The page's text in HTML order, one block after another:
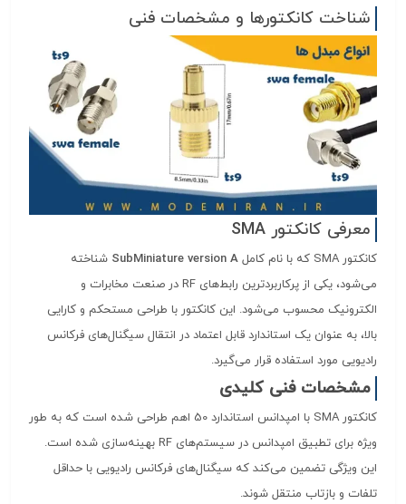
شناخت کانکتورها و مشخصات فنی
معرفی کانکتور SMA
کانکتور SMA که با نام کامل SubMiniature version A شناخته
می‌شود، یکی از پرکاربردترین رابط‌های RF در صنعت مخابرات و
الکترونیک محسوب می‌شود. این کانکتور با طراحی مستحکم و کارایی
بالا، به عنوان یک استاندارد قابل اعتماد در انتقال سیگنال‌های فرکانس
رادیویی مورد استفاده قرار می‌گیرد.
مشخصات فنی کلیدی
کانکتور SMA با امپدانس استاندارد 50 اهم طراحی شده است که به طور
ویژه برای تطبیق امپدانس در سیستم‌های RF بهینه‌سازی شده است.
این ویژگی تضمین می‌کند که سیگنال‌های فرکانس رادیویی با حداقل
تلفات و بازتاب منتقل شوند.